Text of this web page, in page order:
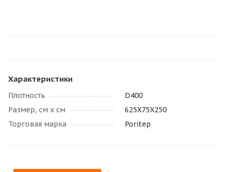
Характеристики
Плотность
D400
Размер, см х см
625X75X250
Торговая марка
Poritep